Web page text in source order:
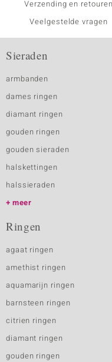
Verzending en retouren
Veelgestelde vragen
Sieraden
armbanden
dames ringen
diamant ringen
gouden ringen
gouden sieraden
halskettingen
halssieraden
meer
Ringen
agaat ringen
amethist ringen
aquamarijn ringen
barnsteen ringen
citrien ringen
diamant ringen
gouden ringen